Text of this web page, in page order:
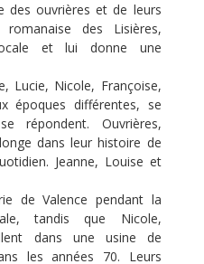
des ouvrières et de leurs
des Lisières,
et lui donne une
Lucie, Nicole, Françoise,
époques différentes, se
répondent. Ouvrières,
dans leur histoire de
Jeanne, Louise et
de Valence pendant la
tandis que Nicole,
dans une usine de
les années 70. Leurs